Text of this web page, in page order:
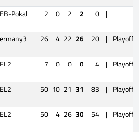
Pokal 2 0 2 2 0 |
26 4 22 26 20 | Playoffs
7 0 0 0 4 | Playoffs
50 10 21 31 83 | Playoffs
50 4 26 30 54 | Playoffs